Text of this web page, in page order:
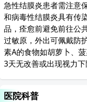
急性结膜炎患者需注意
和病毒性结膜炎具有传
品，痊愈前避免前往公
过敏原，外出可佩戴防
素A的食物如胡萝卜、
3天无改善或出现视力下
医院科普